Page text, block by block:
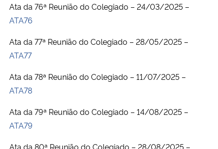
Ata da 76ª Reunião do Colegiado – 24/03/2025 –
ATA76
Ata da 77ª Reunião do Colegiado – 28/05/2025 –
ATA77
Ata da 78ª Reunião do Colegiado – 11/07/2025 –
ATA78
Ata da 79ª Reunião do Colegiado – 14/08/2025 –
ATA79
Ata da 80ª Reunião do Colegiado – 28/08/2025 –